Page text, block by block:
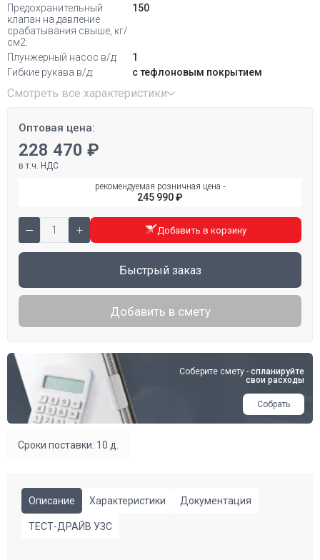
Предохранительный
клапан на давление
срабатывания свыше, кг/
см2:
150
Плунжерный насос в/д:
1
Гибкие рукава в/д:
с тефлоновым покрытием
Смотреть все характеристики
Оптовая цена:
228 470 ₽
в т.ч. НДС
рекомендуемая розничная цена ‐
245 990 ₽
Добавить в корзину
Быстрый заказ
Добавить в смету
Соберите смету - спланируйте
свои расходы
Собрать
Сроки поставки: 10 д.
Описание Характеристики Документация
ТЕСТ-ДРАЙВ УЗС